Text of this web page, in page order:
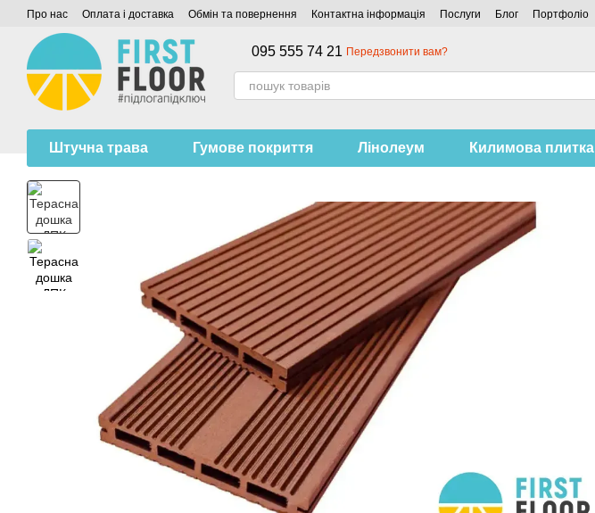
Перейти до основного контенту
Про нас Оплата і доставка Обмін та повернення Контактна інформація Послуги Блог Портфоліо
095 555 74 21 Передзвонити вам?
Штучна трава Гумове покриття Лінолеум Килимова плитка